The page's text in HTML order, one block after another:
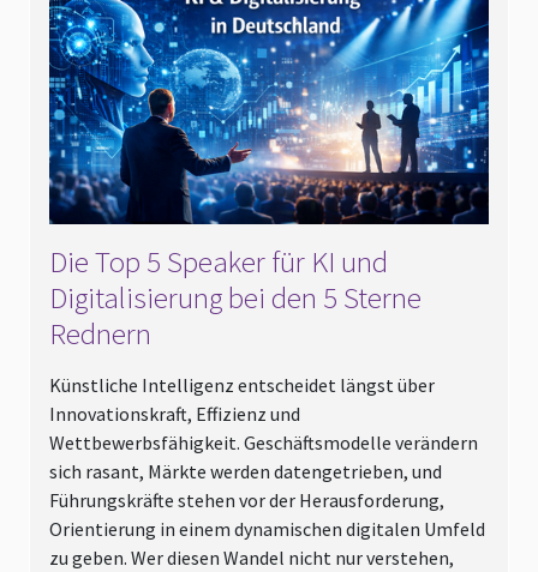
Die Top 5 Speaker für KI und
Digitalisierung bei den 5 Sterne
Rednern
Künstliche Intelligenz entscheidet längst über
Innovationskraft, Effizienz und
Wettbewerbsfähigkeit. Geschäftsmodelle verändern
sich rasant, Märkte werden datengetrieben, und
Führungskräfte stehen vor der Herausforderung,
Orientierung in einem dynamischen digitalen Umfeld
zu geben. Wer diesen Wandel nicht nur verstehen,